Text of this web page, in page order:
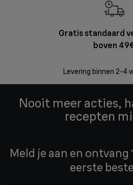
Gratis standaard
boven
Levering binnen 2-4
Nooit meer acties,
recepten
Meld je aan en ontvang
eerste